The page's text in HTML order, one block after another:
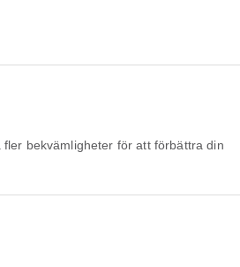
bekvämligheter för att förbättra din